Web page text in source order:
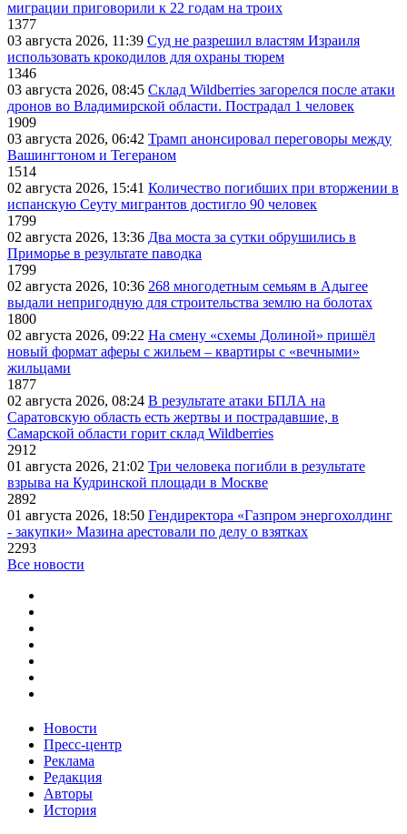
миграции приговорили к 22 годам на троих
1377
03 августа 2026, 11:39 Суд не разрешил властям Израиля
использовать крокодилов для охраны тюрем
1346
03 августа 2026, 08:45 Склад Wildberries загорелся после атаки
дронов во Владимирской области. Пострадал 1 человек
1909
03 августа 2026, 06:42 Трамп анонсировал переговоры между
Вашингтоном и Тегераном
1514
02 августа 2026, 15:41 Количество погибших при вторжении в
испанскую Сеуту мигрантов достигло 90 человек
1799
02 августа 2026, 13:36 Два моста за сутки обрушились в
Приморье в результате паводка
1799
02 августа 2026, 10:36 268 многодетным семьям в Адыгее
выдали непригодную для строительства землю на болотах
1800
02 августа 2026, 09:22 На смену «схемы Долиной» пришёл
новый формат аферы с жильем – квартиры с «вечными»
жильцами
1877
02 августа 2026, 08:24 В результате атаки БПЛА на
Саратовскую область есть жертвы и пострадавшие, в
Самарской области горит склад Wildberries
2912
01 августа 2026, 21:02 Три человека погибли в результате
взрыва на Кудринской площади в Москве
2892
01 августа 2026, 18:50 Гендиректора «Газпром энергохолдинг
- закупки» Мазина арестовали по делу о взятках
2293
Все новости
Новости
Пресс-центр
Реклама
Редакция
Авторы
История